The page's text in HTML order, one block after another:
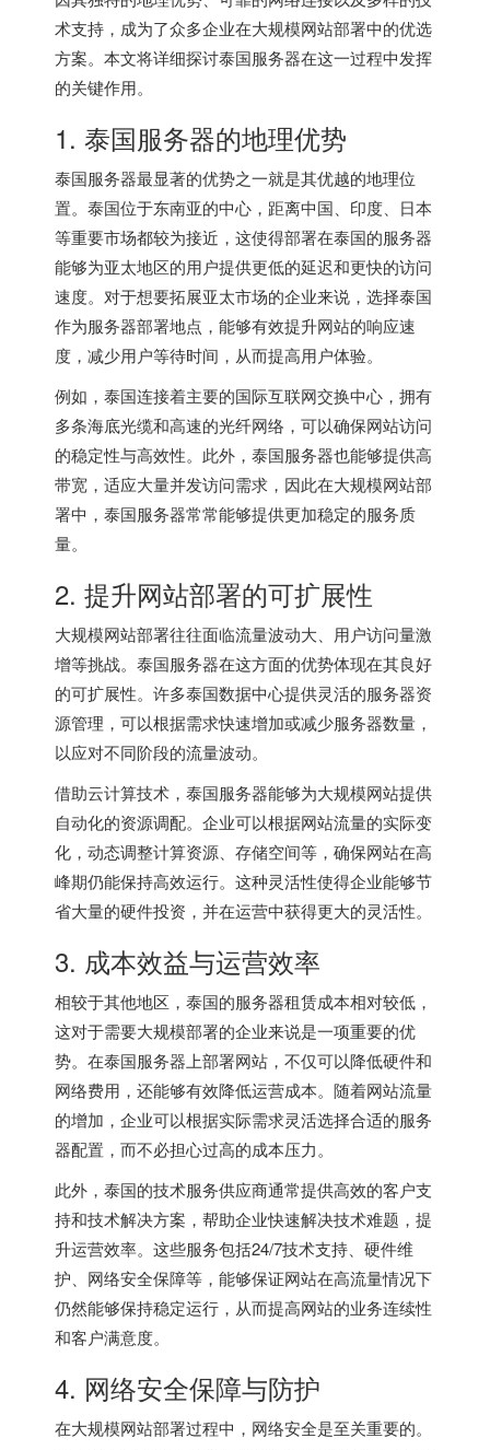
术支持，成为了众多企业在大规模网站部署中的优选
方案。本文将详细探讨泰国服务器在这一过程中发挥
的关键作用。
1. 泰国服务器的地理优势
泰国服务器最显著的优势之一就是其优越的地理位
置。泰国位于东南亚的中心，距离中国、印度、日本
等重要市场都较为接近，这使得部署在泰国的服务器
能够为亚太地区的用户提供更低的延迟和更快的访问
速度。对于想要拓展亚太市场的企业来说，选择泰国
作为服务器部署地点，能够有效提升网站的响应速
度，减少用户等待时间，从而提高用户体验。
例如，泰国连接着主要的国际互联网交换中心，拥有
多条海底光缆和高速的光纤网络，可以确保网站访问
的稳定性与高效性。此外，泰国服务器也能够提供高
带宽，适应大量并发访问需求，因此在大规模网站部
署中，泰国服务器常常能够提供更加稳定的服务质
量。
2. 提升网站部署的可扩展性
大规模网站部署往往面临流量波动大、用户访问量激
增等挑战。泰国服务器在这方面的优势体现在其良好
的可扩展性。许多泰国数据中心提供灵活的服务器资
源管理，可以根据需求快速增加或减少服务器数量，
以应对不同阶段的流量波动。
借助云计算技术，泰国服务器能够为大规模网站提供
自动化的资源调配。企业可以根据网站流量的实际变
化，动态调整计算资源、存储空间等，确保网站在高
峰期仍能保持高效运行。这种灵活性使得企业能够节
省大量的硬件投资，并在运营中获得更大的灵活性。
3. 成本效益与运营效率
相较于其他地区，泰国的服务器租赁成本相对较低，
这对于需要大规模部署的企业来说是一项重要的优
势。在泰国服务器上部署网站，不仅可以降低硬件和
网络费用，还能够有效降低运营成本。随着网站流量
的增加，企业可以根据实际需求灵活选择合适的服务
器配置，而不必担心过高的成本压力。
此外，泰国的技术服务供应商通常提供高效的客户支
持和技术解决方案，帮助企业快速解决技术难题，提
升运营效率。这些服务包括24/7技术支持、硬件维
护、网络安全保障等，能够保证网站在高流量情况下
仍然能够保持稳定运行，从而提高网站的业务连续性
和客户满意度。
4. 网络安全保障与防护
在大规模网站部署过程中，网络安全是至关重要的。